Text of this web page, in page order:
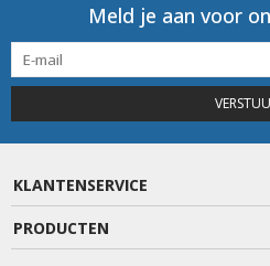
Meld je aan voor
KLANTENSERVICE
PRODUCTEN